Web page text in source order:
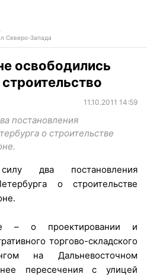
Северо-Запада
освободились
11.10.2011 14:59
постановления
о строительстве
два постановления
о строительстве
– о проектировании и
торгово-складского
на Дальневосточном
пересечения с улицей